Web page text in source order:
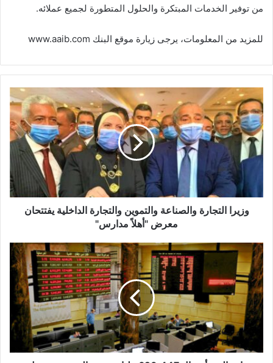
من توفير الخدمات المبتكرة والحلول المتطورة لجميع عملائه.
للمزيد من المعلومات، يرجى زيارة موقع البنك www.aaib.com
التجارة
والصناعة
والتموين
والتجارة
الداخلية
يفتتحان
معرض
"أهلاً
مدارس"وزيرا التجارة والصناعة والتموين والتجارة الداخلية يفتتحان
معرض "أهلاً مدارس"
بإجمالي
رأسمال
620.447
مليار
جنيه..
البورصة
تستهل
تعاملاتها
على